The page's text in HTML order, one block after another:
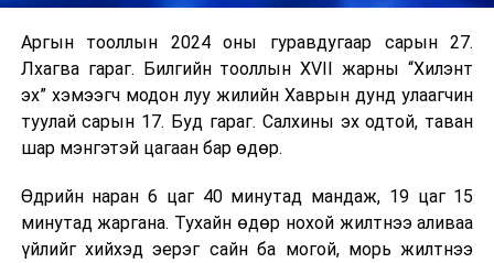
Аргын тооллын 2024 оны гуравдугаар сарын 27.
Лхагва гараг. Билгийн тооллын XVII жарны “Хилэнт
эх” хэмээгч модон луу жилийн Хаврын дунд улаагчин
туулай сарын 17. Буд гараг. Салхины эх одтой, таван
шар мэнгэтэй цагаан бар өдөр.
Өдрийн наран 6 цаг 40 минутад мандаж, 19 цаг 15
минутад жаргана. Тухайн өдөр нохой жилтнээ аливаа
үйлийг хийхэд эерэг сайн ба могой, морь жилтнээ